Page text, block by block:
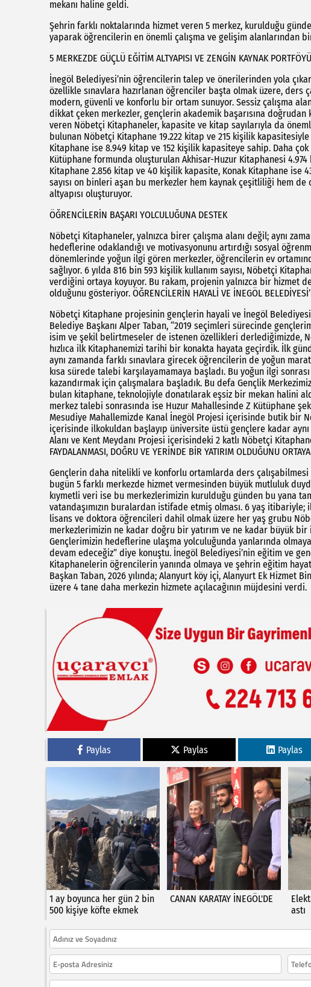
mekanı haline geldi.
Şehrin farklı noktalarında hizmet veren 5 merkez, kurulduğu
yaparak öğrencilerin en önemli çalışma ve gelişim alanlarından
5 MERKEZDE GÜÇLÜ EĞİTİM ALTYAPISI VE ZENGİN KAYNAK PORTFÖYÜ
İnegöl Belediyesi’nin öğrencilerin talep ve önerilerinden yola
özellikle sınavlara hazırlanan öğrenciler başta olmak üzere, ders
modern, güvenli ve konforlu bir ortam sunuyor. Sessiz çalışma
dikkat çeken merkezler, gençlerin akademik başarısına
veren Nöbetçi Kitaphaneler, kapasite ve kitap sayılarıyla da
bulunan Nöbetçi Kitaphane 19.222 kitap ve 215 kişilik
Kitaphane ise 8.949 kitap ve 152 kişilik kapasiteye sahip. Daha
Kütüphane formunda oluşturulan Akhisar-Huzur Kitaphanesi
Kitaphane 2.856 kitap ve 40 kişilik kapasite, Konak Kitaphane ise
sayısı on binleri aşan bu merkezler hem kaynak çeşitliliği hem
altyapısı oluşturuyor.
ÖĞRENCİLERİN BAŞARI YOLCULUĞUNA DESTEK
Nöbetçi Kitaphaneler, yalnızca birer çalışma alanı değil; aynı
hedeflerine odaklandığı ve motivasyonunu artırdığı sosyal
dönemlerinde yoğun ilgi gören merkezler, öğrencilerin ev
sağlıyor. 6 yılda 816 bin 593 kişilik kullanım sayısı, Nöbetçi
verdiğini ortaya koyuyor. Bu rakam, projenin yalnızca bir hizmet
olduğunu gösteriyor. ÖĞRENCİLERİN HAYALİ VE İNEGÖL
Nöbetçi Kitaphane projesinin gençlerin hayali ve İnegöl
Belediye Başkanı Alper Taban, “2019 seçimleri sürecinde
isim ve şekil belirtmeseler de istenen özellikleri derlediğimizde,
hızlıca ilk Kitaphanemizi tarihi bir konakta hayata geçirdik. İlk
aynı zamanda farklı sınavlara girecek öğrencilerin de yoğun
kısa sürede talebi karşılayamamaya başladı. Bu yoğun ilgi
kazandırmak için çalışmalara başladık. Bu defa Gençlik
bulan kitaphane, teknolojiyle donatılarak eşsiz bir mekan halini
merkez talebi sonrasında ise Huzur Mahallesinde Z Kütüphane
Mesudiye Mahallemizde Kanal İnegöl Projesi içerisinde butik bir
içerisinde ilkokuldan başlayıp üniversite üstü gençlere kadar
Alanı ve Kent Meydanı Projesi içerisindeki 2 katlı Nöbetçi
FAYDALANMASI, DOĞRU VE YERİNDE BİR YATIRIM OLDUĞUNU
Gençlerin daha nitelikli ve konforlu ortamlarda ders çalışabilmesi
bugün 5 farklı merkezde hizmet vermesinden büyük mutluluk
kıymetli veri ise bu merkezlerimizin kurulduğu günden bu yana
vatandaşımızın buralardan istifade etmiş olması. 6 yaş itibariyle;
lisans ve doktora öğrencileri dahil olmak üzere her yaş grubu
merkezlerimizin ne kadar doğru bir yatırım ve ne kadar büyük
Gençlerimizin hedeflerine ulaşma yolculuğunda yanlarında
devam edeceğiz” diye konuştu. İnegöl Belediyesi’nin eğitim ve
Kitaphanelerin öğrencilerin yanında olmaya ve şehrin eğitim
Başkan Taban, 2026 yılında; Alanyurt köy içi, Alanyurt Ek Hizmet
üzere 4 tane daha merkezin hizmete açılacağının müjdesini verdi.
Paylas Paylas Paylas
1 ay boyunca her gün 2 bin
500 kişiye köfte ekmek
CANAN KARATAY İNEGÖL'DE
astı